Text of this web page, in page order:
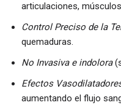
articulaciones,
Control Preciso de la
quemaduras.
No Invasiva e indolora
Efectos
aumentando el flujo